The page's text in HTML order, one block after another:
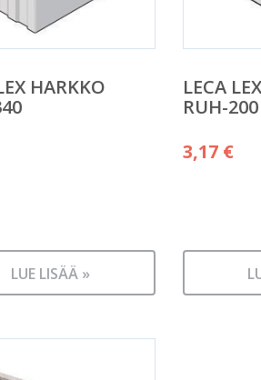
HARKKO
LUE LISÄÄ »
LECA
RUH-
3,17 €